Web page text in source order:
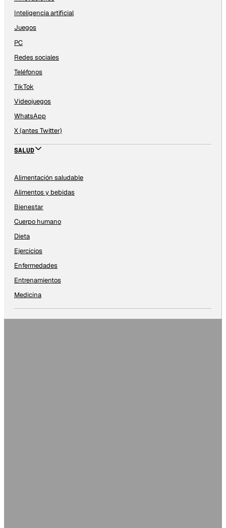
Inteligencia artificial
Juegos
PC
Redes sociales
Teléfonos
TikTok
Videojuegos
WhatsApp
X (antes Twitter)
SALUD
Alimentación saludable
Alimentos y bebidas
Bienestar
Cuerpo humano
Dieta
Ejercicios
Enfermedades
Entrenamientos
Medicina